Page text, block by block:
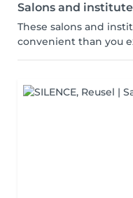
Salons and
These salons and
convenient than you